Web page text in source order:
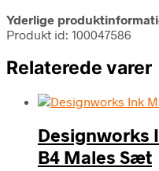
Yderlige
Produkt id: 100047586
Relaterede varer
Designworks
B4 Males Sæt